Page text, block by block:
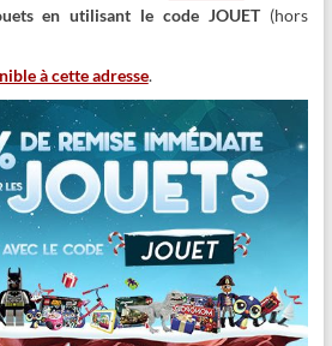
en utilisant le code JOUET (hors
à cette adresse.